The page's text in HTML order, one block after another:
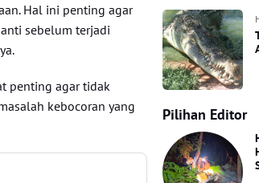
Hal ini penting agar
sebelum terjadi
penting agar tidak
kebocoran yang
Pilihan Editor